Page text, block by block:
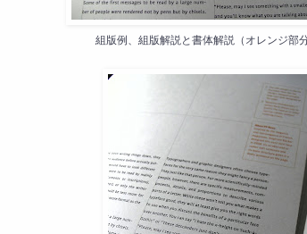
組版例、組版解説と書体解説（オレンジ部